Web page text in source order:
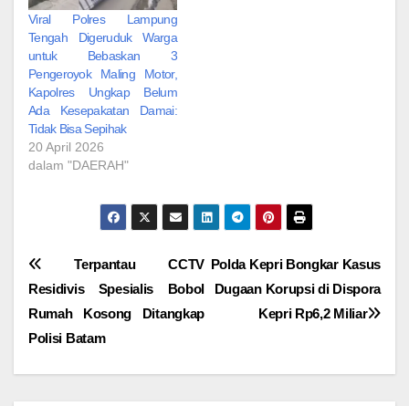
Viral Polres Lampung
Tengah Digeruduk Warga
untuk Bebaskan 3
Pengeroyok Maling Motor,
Kapolres Ungkap Belum
Ada Kesepakatan Damai:
Tidak Bisa Sepihak
20 April 2026
dalam "DAERAH"
Navigasi
pos
Polda Kepri Bongkar Kasus
Dugaan Korupsi di Dispora
Kepri Rp6,2 Miliar
Terpantau CCTV
Residivis Spesialis Bobol
Rumah Kosong Ditangkap
Polisi Batam